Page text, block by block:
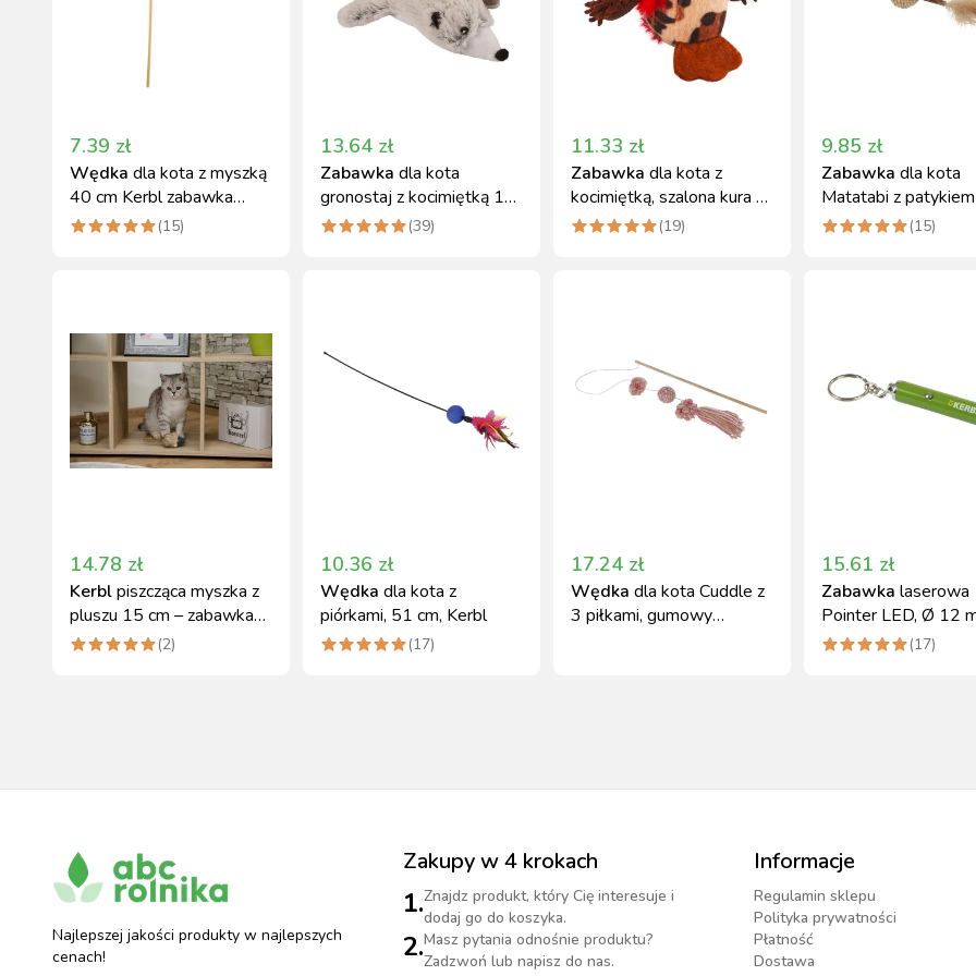
7.39 zł
Wędka dla kota z myszką
40 cm Kerbl zabawka
naturalna
(15)
13.64 zł
Zabawka dla kota
gronostaj z kocimiętką 17
cm Kerbl
(39)
11.33 zł
Zabawka dla kota z
kocimiętką, szalona kura 8
cm
(19)
9.85 zł
Zabawka dla kota
Matatabi z
piłką, 20 cm(15)
14.78 zł
Kerblpiszcząca myszka z
pluszu 15 cm – zabawka
dla kota
(2)
10.36 zł
Wędka dla kota z
piórkami, 51 cm, Kerbl
(17)
17.24 zł
Wędka dla kota Cuddle z
3 piłkami, gumowy
15.61 zł
Zabawka laserowa
Pointer LED, Ø 12
Kerbl
(17)
Najlepszej jakości produkty w najlepszych
cenach!
Zakupy w 4 krokach
1.Znajdz produkt, który Cię interesuje i
dodaj go do koszyka.
2.Masz pytania odnośnie produktu?
Zadzwoń lub napisz do nas.
Informacje
Regulamin sklepu
Polityka prywatności
Płatność
Dostawa